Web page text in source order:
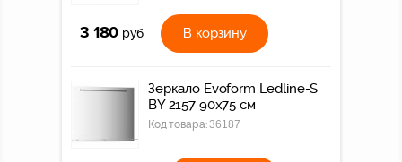
3 180 руб В корзину
Зеркало Evoform Ledline-S
BY 2157 90x75 см
Код товара:36187